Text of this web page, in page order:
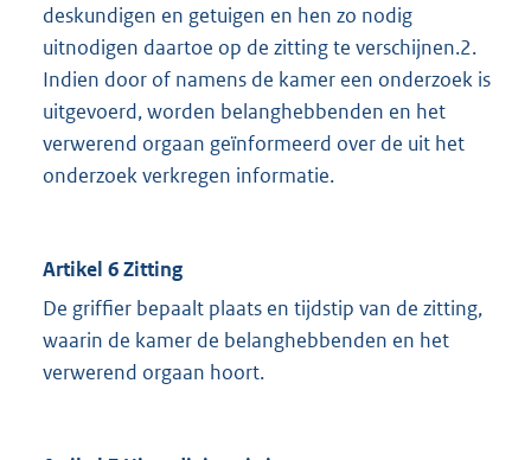
deskundigen en getuigen en hen zo nodig
uitnodigen daartoe op de zitting te verschijnen.2.
Indien door of namens de kamer een onderzoek is
uitgevoerd, worden belanghebbenden en het
verwerend orgaan geïnformeerd over de uit het
onderzoek verkregen informatie.
Artikel 6 Zitting
De griffier bepaalt plaats en tijdstip van de zitting,
waarin de kamer de belanghebbenden en het
verwerend orgaan hoort.